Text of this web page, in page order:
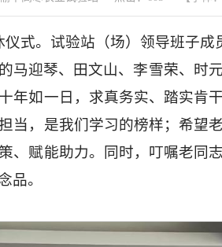
式。试验站（场）领导班子成
马迎琴、田文山、李雪荣、时
年如一日，求真务实、踏实肯
，是我们学习的榜样；希望
、赋能助力。同时，叮嘱老同
品。